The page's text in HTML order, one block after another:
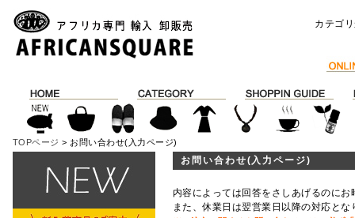
カテゴ
TOPページ > お問い合わせ(入力ページ)
お問い合わせ(入力ページ)
内容によっては回答をさしあげるのに
また、休業日は翌営業日以降の対応と